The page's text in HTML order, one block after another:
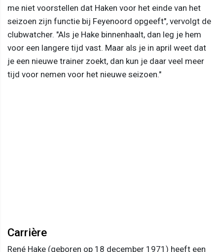
me niet voorstellen dat Haken voor het einde van het
seizoen zijn functie bij Feyenoord opgeeft", vervolgt de
clubwatcher. "Als je Hake binnenhaalt, dan leg je hem
voor een langere tijd vast. Maar als je in april weet dat
je een nieuwe trainer zoekt, dan kun je daar veel meer
tijd voor nemen voor het nieuwe seizoen."
Carrière
René Hake (geboren op 18 december 1971) heeft een